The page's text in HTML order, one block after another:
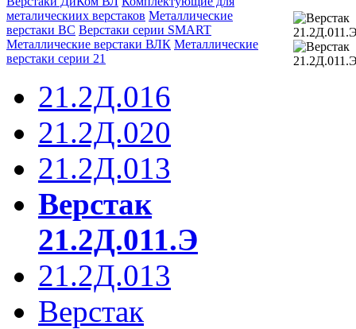
металическиих верстаков Металлические
верстаки ВС Верстаки серии SMART
Металлические верстаки ВЛК Металлические
верстаки серии 21
21.2Д.016
21.2Д.020
21.2Д.013
Верстак
21.2Д.011.Э
21.2Д.013
Верстак